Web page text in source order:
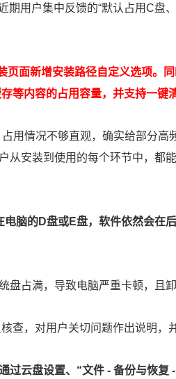
期用户集中反馈的“默认占用C盘
面新增安装路径自定义选项。同
等内容的占用容量，并支持一键
用情况不够直观，确实给部分高
从安装到使用的每个环节中，都
脑的D盘或E盘，软件依然会在
盘占满，导致电脑严重卡顿，且
查，对用户关切问题作出说明，
过云盘设置、“文件 - 备份与恢复